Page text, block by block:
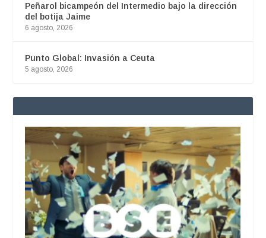
Peñarol bicampeón del Intermedio bajo la dirección
del botija Jaime
6 agosto, 2026
Punto Global: Invasión a Ceuta
5 agosto, 2026